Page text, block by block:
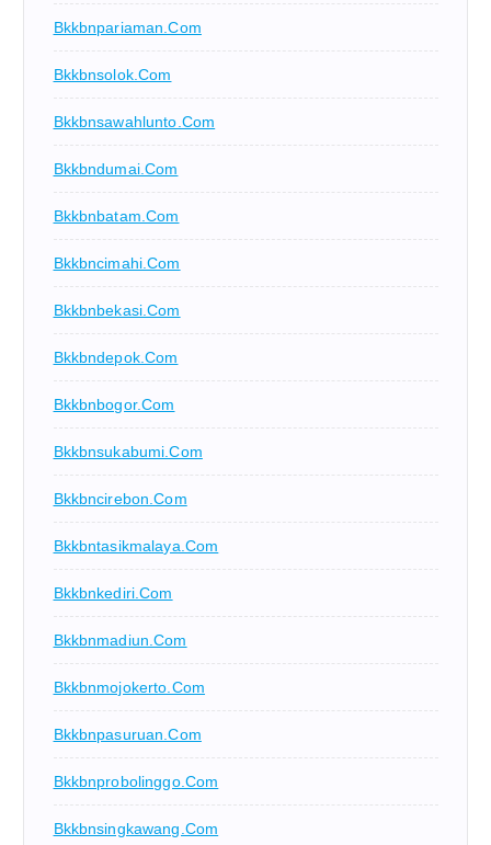
Bkkbnpariaman.com
Bkkbnsolok.com
Bkkbnsawahlunto.com
Bkkbndumai.com
Bkkbnbatam.com
Bkkbncimahi.com
Bkkbnbekasi.com
Bkkbndepok.com
Bkkbnbogor.com
Bkkbnsukabumi.com
Bkkbncirebon.com
Bkkbntasikmalaya.com
Bkkbnkediri.com
Bkkbnmadiun.com
Bkkbnmojokerto.com
Bkkbnpasuruan.com
Bkkbnprobolinggo.com
Bkkbnsingkawang.com